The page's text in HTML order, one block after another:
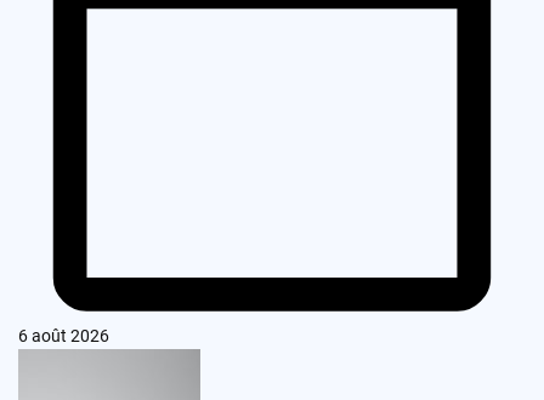
6 août 2026